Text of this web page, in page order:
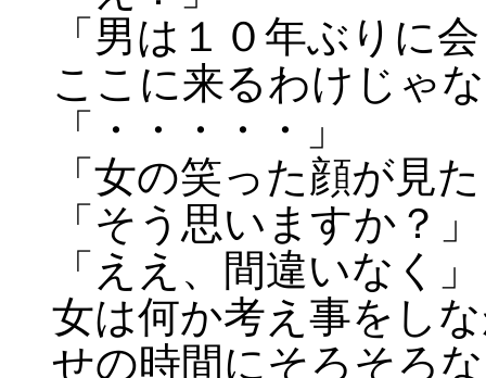
「男は１０年ぶりに
ここに来るわけじゃ
「・・・・・」
「女の笑った顔が見
「そう思いますか？」
「ええ、間違いなく」
女は何か考え事をし
せの時間にそろそろ